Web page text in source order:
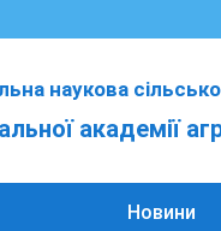
наукова
академії
Новини